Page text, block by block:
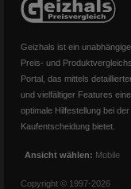
Geizhals ist ein
Preis- und
Portal, das mittels
und vielfältiger Features eine
optimale Hilfestellung bei der
Kaufentscheidung bietet.
Ansicht wählen: Mobile
Copyright © 1997-2026